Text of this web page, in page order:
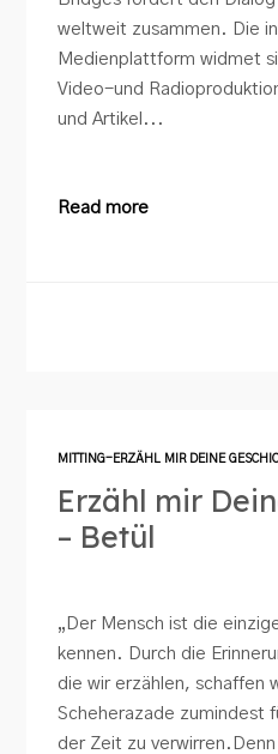
weltweit zusammen. Die
Medienplattform widmet
Video-und
und Artikel...
Read more
MITTING-ERZÄHL MIR DEINE
Erzähl mir
– Betül
„Der Mensch ist die
kennen. Durch die
die wir erzählen, schaffen
Scheherazade zumindest
der Zeit zu